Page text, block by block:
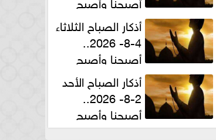
الملك لله والحمد للهأذكار الصباح الثلاثاء
4-8- 2026..
أصبحنا وأصبح
الملك لله والحمد للهأذكار الصباح الأحد
2-8- 2026..
أصبحنا وأصبح
الملك لله والحمد لله